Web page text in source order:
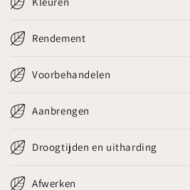
Rendement
Voorbehandelen
Aanbrengen
Droogtijden en uitharding
Afwerken